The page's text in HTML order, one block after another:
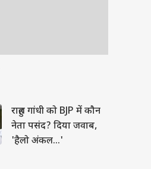
राहुल गांधी को BJP में कौन
नेता पसंद? दिया जवाब,
'हैलो अंकल...'